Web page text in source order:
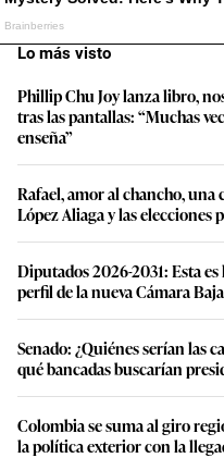
Lo más visto
Phillip Chu Joy lanza libro,
tras las pantallas: “Muchas
enseña”
Rafael, amor al chancho, una
López Aliaga y las elecciones
Diputados 2026-2031: Esta
perfil de la nueva Cámara
Senado: ¿Quiénes serían las
qué bancadas buscarían
Colombia se suma al giro
la política exterior con la